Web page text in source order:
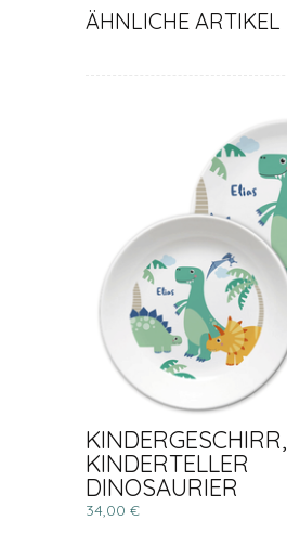
ÄHNLICHE ARTIKEL
KINDERGESCHIRR,
KINDERTELLER
DINOSAURIER
34,00 €